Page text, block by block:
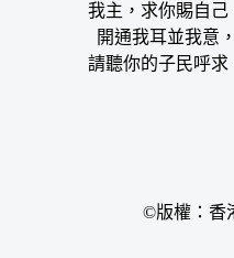
我主，求你賜自己
開通我耳並我意
請聽你的子民呼求
©版權：香